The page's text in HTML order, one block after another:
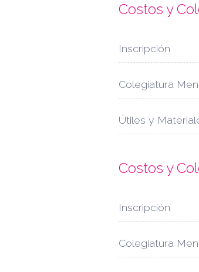
Costos y
Inscripción
Colegiatura
Útiles y
Costos y
Inscripción
Colegiatura